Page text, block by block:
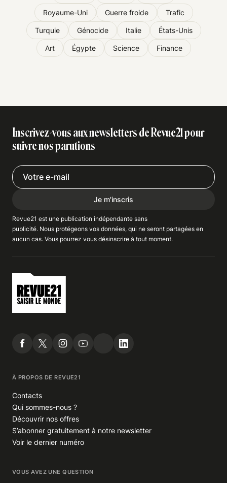
Royaume-Uni Guerre froide Trafic
Turquie Génocide Italie États-Unis
Art Égypte Science Finance
Inscrivez-vous aux newsletters de Revue21 pour
suivre nos parutions
Je m'inscris
Revue21 est une publication indépendante sans
publicité. Nous protégeons vos données, qui ne seront partagées en
aucun cas. Vous pourrez vous désinscrire à tout moment.
À PROPOS DE REVUE21
Contacts
Qui sommes-nous ?
Découvrir nos offres
S’abonner gratuitement à notre newsletter
Voir le dernier numéro
VOUS AVEZ UNE QUESTION